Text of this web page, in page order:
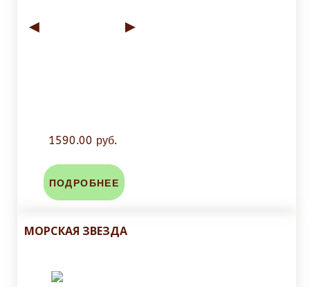
◄ ►
1590.00 руб.
ПОДРОБНЕЕ
МОРСКАЯ ЗВЕЗДА